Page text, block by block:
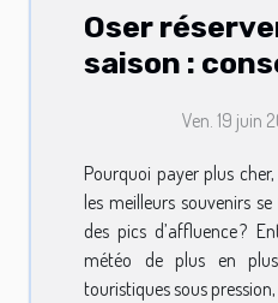
Oser
saison :
Ven. 19 juin
Pourquoi payer plus
les meilleurs souvenirs
des pics d’affluence ?
météo de plus en
touristiques sous